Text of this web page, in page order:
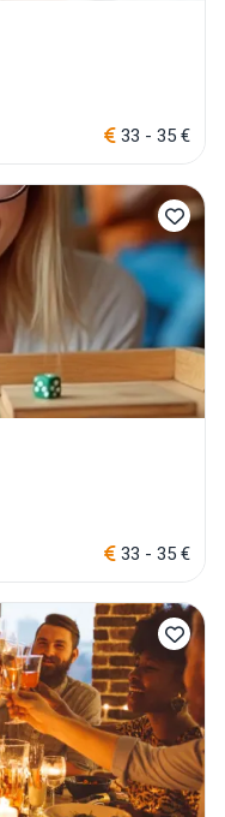
33 - 35 €
33 - 35 €